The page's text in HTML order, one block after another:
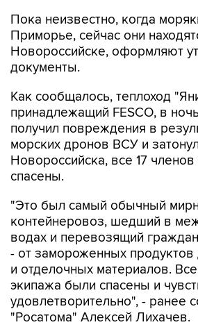
Пока неизвестно, когда
Приморье, сейчас они
Новороссийске, оформляют
документы.
Как сообщалось, теплоход
принадлежащий FESCO, в ночь
получил повреждения в
морских дронов ВСУ и
Новороссийска, все 17
спасены.
"Это был самый обычный
контейнеровоз, шедший в
водах и перевозящий
- от замороженных продуктов
и отделочных материалов.
экипажа были спасены и
удовлетворительно", - ранее
"Росатома" Алексей Лихачев.